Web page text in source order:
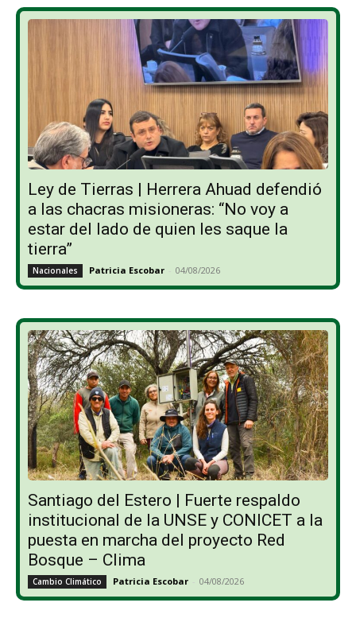
Ley de Tierras | Herrera Ahuad defendió
a las chacras misioneras: “No voy a
estar del lado de quien les saque la
tierra”
Nacionales Patricia Escobar - 04/08/2026
Santiago del Estero | Fuerte respaldo
institucional de la UNSE y CONICET a la
puesta en marcha del proyecto Red
Bosque – Clima
Cambio Climático Patricia Escobar - 04/08/2026